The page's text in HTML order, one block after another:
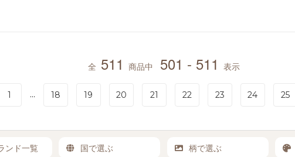
全 511 商品中 501 - 511 表示
1 ... 18 19 20 21 22 23 24 25
ンド一覧 国で選ぶ 柄で選ぶ